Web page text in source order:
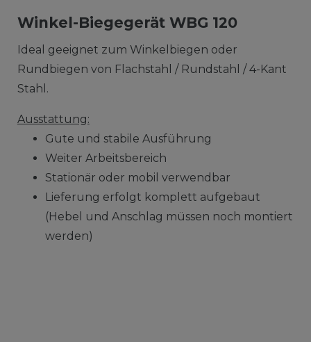
Winkel-Biegegerät WBG 120
Ideal geeignet zum Winkelbiegen oder
Rundbiegen von Flachstahl / Rundstahl / 4-Kant
Stahl.
Ausstattung:
Gute und stabile Ausführung
Weiter Arbeitsbereich
Stationär oder mobil verwendbar
Lieferung erfolgt komplett aufgebaut
(Hebel und Anschlag müssen noch montiert
werden)